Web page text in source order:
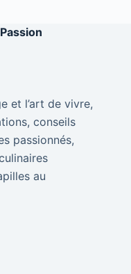
et l’art de vivre,
conseils
passionnés,
au